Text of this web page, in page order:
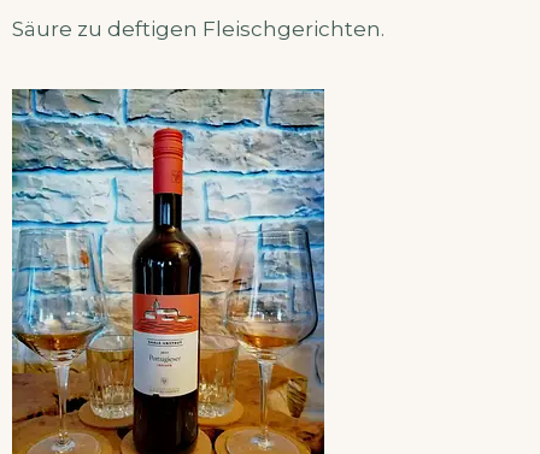
Säure zu deftigen Fleischgerichten.